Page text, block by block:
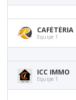
Equipe 1
ICC IMMO
Equipe 1